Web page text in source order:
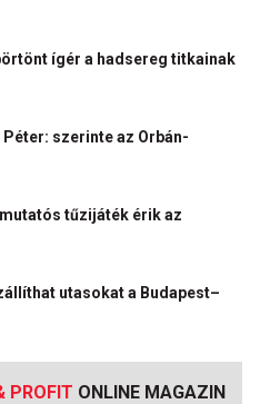
ígér a hadsereg titkainak
szerinte az Orbán-
tűzijáték érik az
utasokat a Budapest–
PROFIT ONLINE MAGAZIN